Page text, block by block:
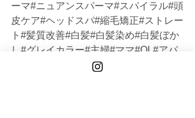
ーマ#ニュアンスパーマ#スパイラル#頭
皮ケア#ヘッドスパ#縮毛矯正#ストレー
ト#髪質改善#白髪#白髪染め#白髪ぼか
し#グレイカラー#主婦#ママ#OL#アパ
レル#20代#30代#40代#50代#60代#シ